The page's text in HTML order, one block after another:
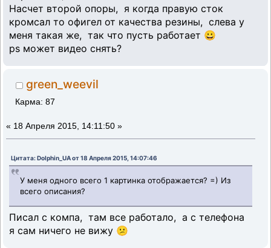
Насчет второй опоры, я когда правую сток
кромсал то офигел от качества резины, слева у
меня такая же, так что пусть работает 😀
ps может видео снять?
green_weevil
Карма: 87
« 18 Апреля 2015, 14:11:50 »
Цитата: Dolphin_UA от 18 Апреля 2015, 14:07:46
У меня одного всего 1 картинка отображается? =) Из
всего описания?
Писал с компа, там все работало, а с телефона
я сам ничего не вижу 😕